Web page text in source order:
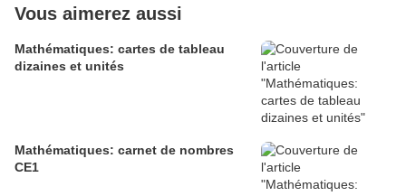
Vous aimerez aussi
Mathématiques: cartes de tableau
dizaines et unités
Mathématiques: carnet de nombres
CE1